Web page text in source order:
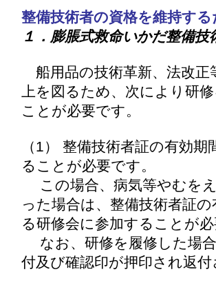
整備技術者の資格を維持す
１．膨脹式救命いかだ整備技
船用品の技術革新、法改正
上を図るため、次により研
ことが必要です。
（1） 整備技術者証の有効
ることが必要です。
この場合、病気等やむを
った場合は、整備技術者証
る研修会に参加することが
なお、研修を履修した場
付及び確認印が押印され返